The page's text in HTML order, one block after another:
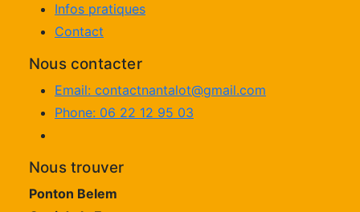
Infos pratiques
Contact
Nous contacter
Email: contactnantalot@gmail.com
Phone: 06 22 12 95 03
Nous trouver
Ponton Belem